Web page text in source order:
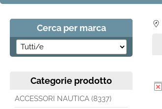
Cerca per marca
Categorie prodotto
ACCESSORI NAUTICA (8337)